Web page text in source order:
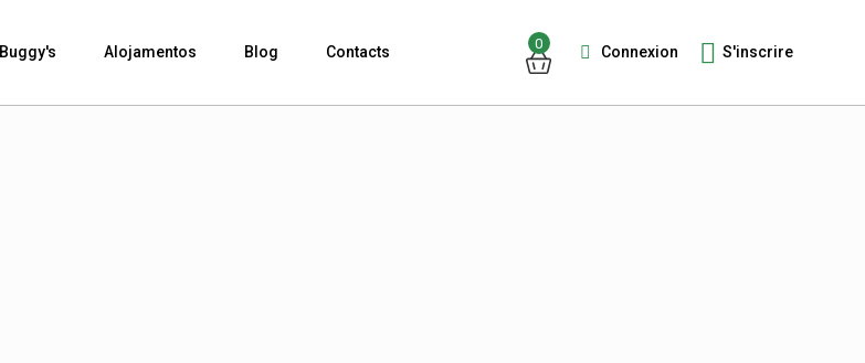
0 Connexion S'inscrire
Buggy's Alojamentos Blog
Contacts